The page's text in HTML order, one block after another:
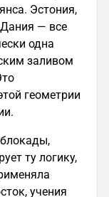
Эстония,
— все
одна
заливом
геометрии
ту логику,
учения